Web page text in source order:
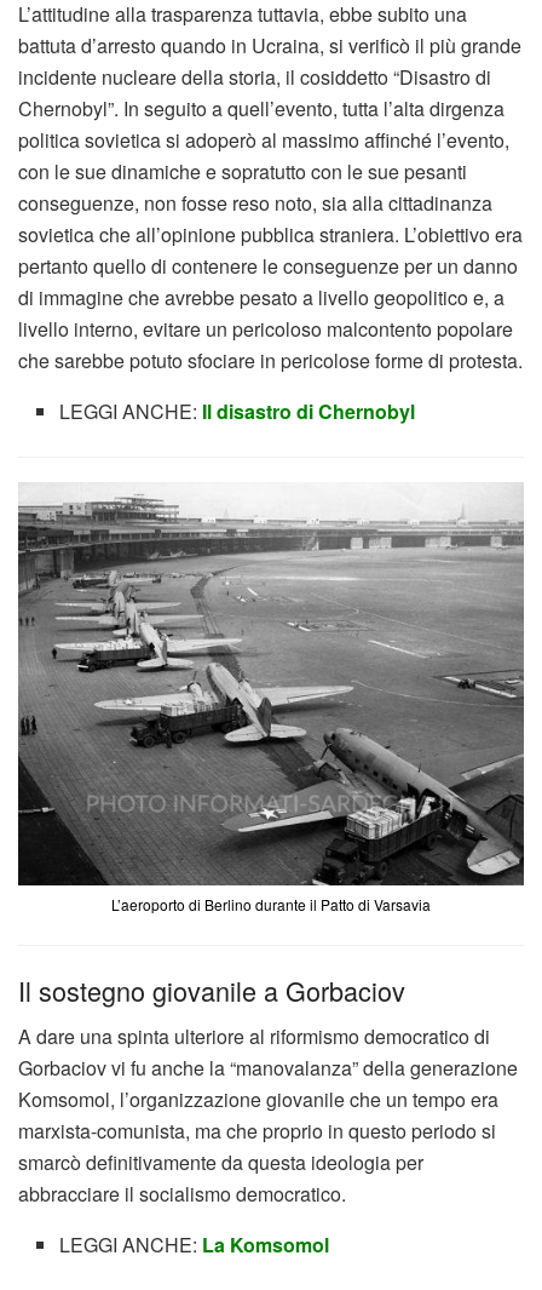
L’attitudine alla trasparenza tuttavia, ebbe subito una
battuta d’arresto quando in Ucraina, si verificò il più grande
incidente nucleare della storia, il cosiddetto “Disastro di
Chernobyl”. In seguito a quell’evento, tutta l’alta dirgenza
politica sovietica si adoperò al massimo affinché l’evento,
con le sue dinamiche e sopratutto con le sue pesanti
conseguenze, non fosse reso noto, sia alla cittadinanza
sovietica che all’opinione pubblica straniera. L’obiettivo era
pertanto quello di contenere le conseguenze per un danno
di immagine che avrebbe pesato a livello geopolitico e, a
livello interno, evitare un pericoloso malcontento popolare
che sarebbe potuto sfociare in pericolose forme di protesta.
LEGGI ANCHE: Il disastro di Chernobyl
L’aeroporto di Berlino durante il Patto di Varsavia
Il sostegno giovanile a Gorbaciov
A dare una spinta ulteriore al riformismo democratico di
Gorbaciov vi fu anche la “manovalanza” della generazione
Komsomol, l’organizzazione giovanile che un tempo era
marxista-comunista, ma che proprio in questo periodo si
smarcò definitivamente da questa ideologia per
abbracciare il socialismo democratico.
LEGGI ANCHE: La Komsomol